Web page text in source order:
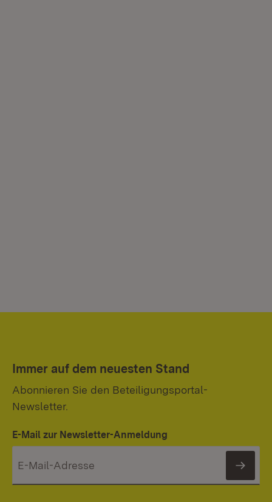
Immer auf dem neuesten Stand
Abonnieren Sie den Beteiligungsportal-
Newsletter.
E-Mail zur Newsletter-Anmeldung